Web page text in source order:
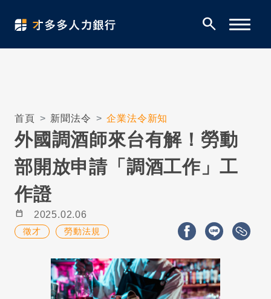
search
首頁 新聞法令 企業法令新知
外國調酒師來台有解！勞動
部開放申請「調酒工作」工
作證
calendar_today 2025.02.06
徵才 勞動法規